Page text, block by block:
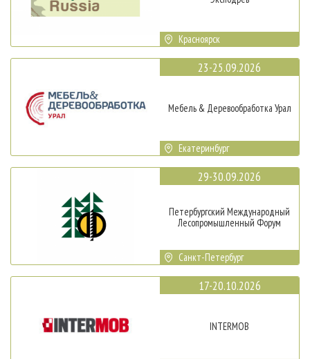
Красноярск
23-25.09.2026
Мебель & Деревообработка Урал
Екатеринбург
29-30.09.2026
Петербургский Международный
Лесопромышленный Форум
Санкт-Петербург
17-20.10.2026
INTERMOB